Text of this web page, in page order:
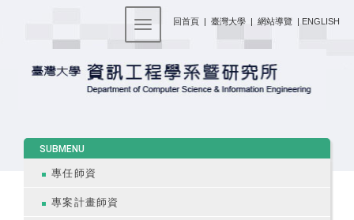
回首頁 | 臺灣大學 | 網站導覽 | ENGLISH
Toggle navigation
SUBMENU
專任師資
專案計畫師資